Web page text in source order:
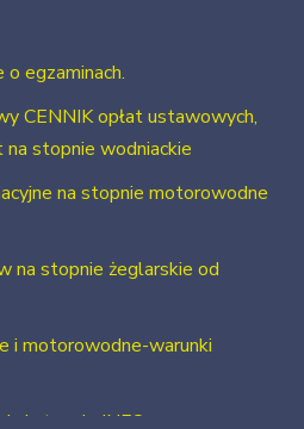
o egzaminach.
CENNIK opłat ustawowych,
stopnie wodniackie
na stopnie motorowodne
na stopnie żeglarskie od
i motorowodne-warunki
i stopnie INFO